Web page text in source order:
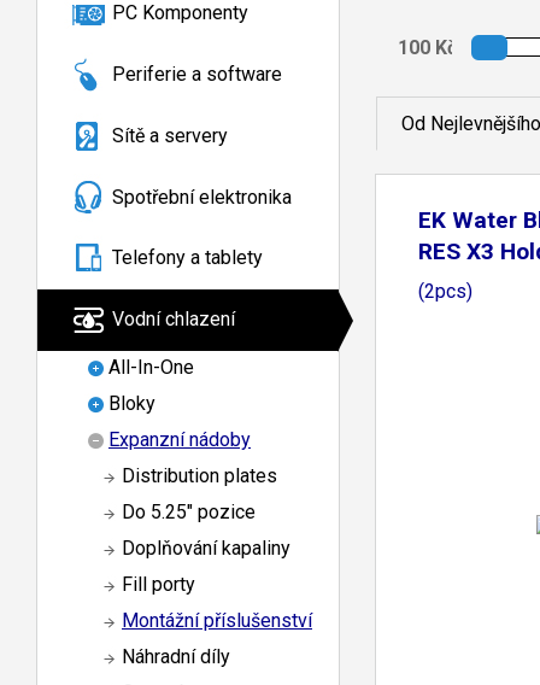
PC Komponenty
Periferie a software
Sítě a servery
Spotřební elektronika
Telefony a tablety
Vodní chlazení
All-In-One
Bloky
Expanzní nádoby
Distribution plates
Do 5.25" pozice
Doplňování kapaliny
Fill porty
Montážní příslušenství
Náhradní díly
Od Nejlevnějšího
EK Water
RES X3
(2pcs)